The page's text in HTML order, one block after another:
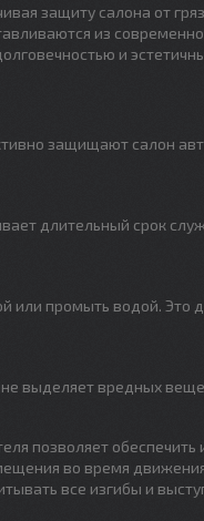
защиту салона от
из
и
защищают салон
длительный срок
или промыть водой. Это
выделяет вредных
позволяет
во время
все изгибы и